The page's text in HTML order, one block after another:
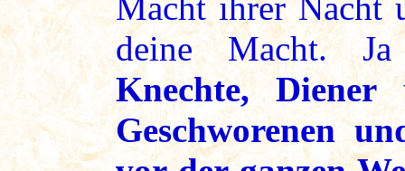
deine Macht.
Knechte,
Geschworenen